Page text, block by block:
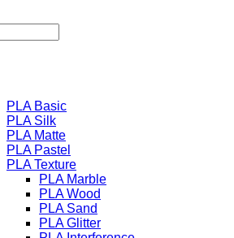
PLA Basic
PLA Silk
PLA Matte
PLA Pastel
PLA Texture
PLA Marble
PLA Wood
PLA Sand
PLA Glitter